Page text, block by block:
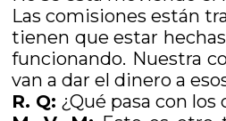
Las comisiones están
tienen que estar
funcionando. Nuestra
van a dar el dinero a
R. Q: ¿Qué pasa con